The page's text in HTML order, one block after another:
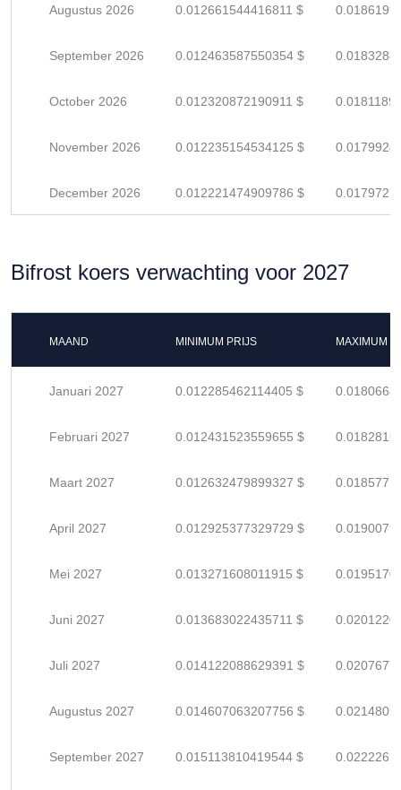
Augustus 2026 0.012661544416811 $
September 2026 0.012463587550354 $
October 2026 0.012320872190911 $
November 2026 0.012235154534125 $
December 2026 0.012221474909786 $
Bifrost koers verwachting voor 2027
MAAND MINIMUM PRIJS MAXIMUM
Januari 2027 0.012285462114405 $
Februari 2027 0.012431523559655 $
Maart 2027 0.012632479899327 $
April 2027 0.012925377329729 $
Mei 2027 0.013271608011915 $
Juni 2027 0.013683022435711 $
Juli 2027 0.014122088629391 $
Augustus 2027 0.014607063207756 $
September 2027 0.015113810419544 $